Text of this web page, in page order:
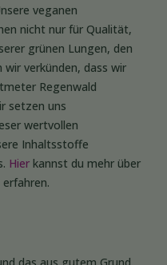
veganen
nicht nur für Qualität,
grünen Lungen, den
verkünden, dass wir
Regenwald
setzen uns
wertvollen
Inhaltsstoffe
Hier kannst du mehr über